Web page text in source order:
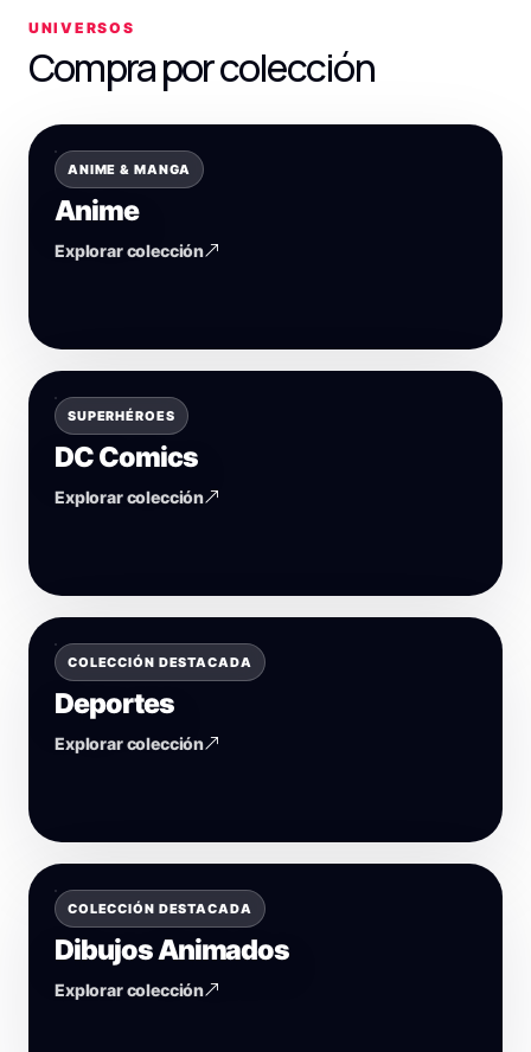
UNIVERSOS
Compra por colección
ANIME & MANGA
Anime
Explorar colección
SUPERHÉROES
DC Comics
Explorar colección
COLECCIÓN DESTACADA
Deportes
Explorar colección
COLECCIÓN DESTACADA
Dibujos Animados
Explorar colección